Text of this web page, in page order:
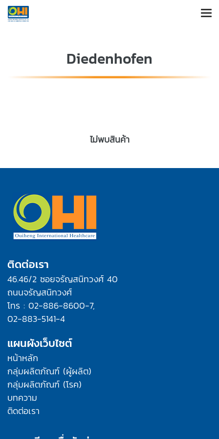
Diedenhofen
ไม่พบสินค้า
ติดต่อเรา
46.46/2 ซอยจรัญสนิทวงศ์ 40
ถนนจรัญสนิทวงศ์
โทร : 02-886-8600-7,
02-883-5141-4
แผนผังเว็บไซต์
หน้าหลัก
กลุ่มผลิตภัณฑ์ (ผู้ผลิต)
กลุ่มผลิตภัณฑ์ (โรค)
บทความ
ติดต่อเรา